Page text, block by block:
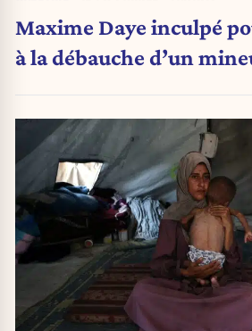
Maxime Daye inculpé
à la débauche d’un